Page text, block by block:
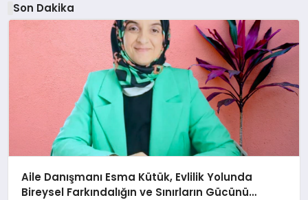
Son Dakika
Aile Danışmanı Esma Kütük, Evlilik Yolunda
Bireysel Farkındalığın ve Sınırların Gücünü